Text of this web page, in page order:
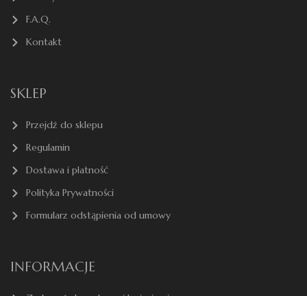
F.A.Q.
Kontakt
SKLEP
Przejdź do sklepu
Regulamin
Dostawa i płatność
Polityka Prywatności
Formularz odstąpienia od umowy
INFORMACJE